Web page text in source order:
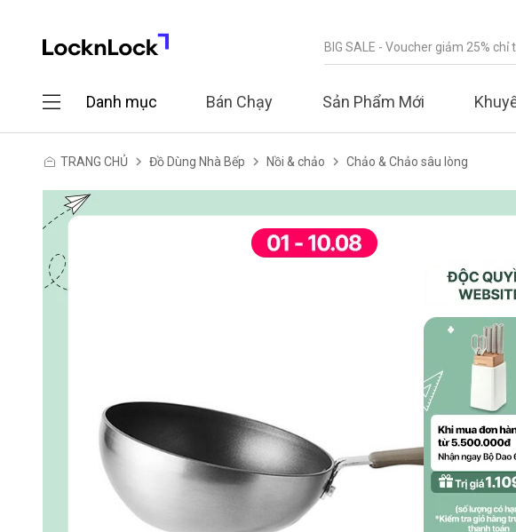
Danh mục Bán Chạy Sản Phẩm Mới
TRANG CHỦ Đồ Dùng Nhà Bếp Nồi & chảo Chảo & Chảo sâu lòng